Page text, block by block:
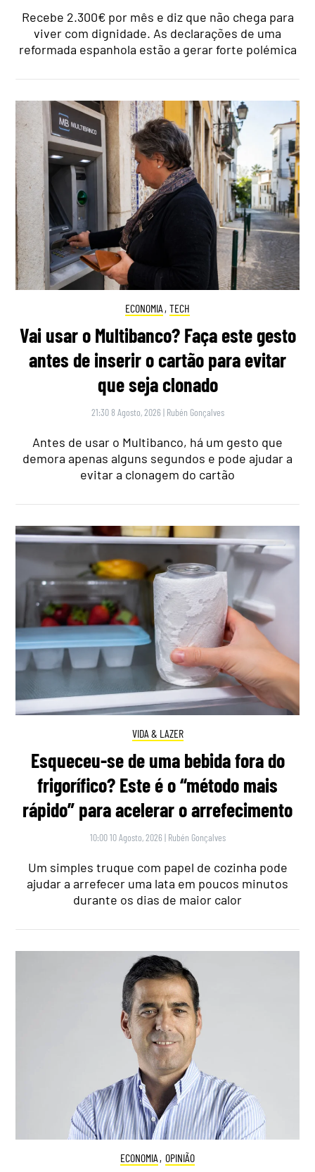
Recebe 2.300€ por mês e diz que não chega para
viver com dignidade. As declarações de uma
reformada espanhola estão a gerar forte polémica
ECONOMIA , TECH
Vai usar o Multibanco? Faça este gesto
antes de inserir o cartão para evitar
que seja clonado
21:30 8 Agosto, 2026 | Rubén Gonçalves
Antes de usar o Multibanco, há um gesto que
demora apenas alguns segundos e pode ajudar a
evitar a clonagem do cartão
VIDA & LAZER
Esqueceu-se de uma bebida fora do
frigorífico? Este é o “método mais
rápido” para acelerar o arrefecimento
10:00 10 Agosto, 2026 | Rubén Gonçalves
Um simples truque com papel de cozinha pode
ajudar a arrefecer uma lata em poucos minutos
durante os dias de maior calor
ECONOMIA , OPINIÃO